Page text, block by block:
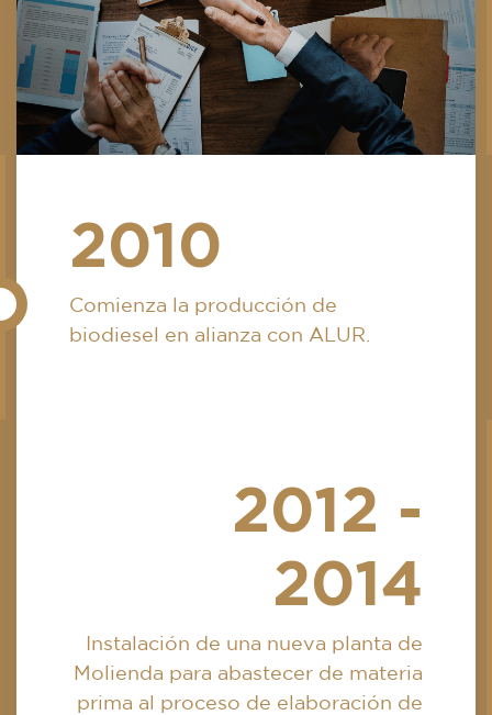
2010
Comienza la producción de
biodiesel en alianza con ALUR.
2012 -
2014
Instalación de una nueva planta de
Molienda para abastecer de materia
prima al proceso de elaboración de